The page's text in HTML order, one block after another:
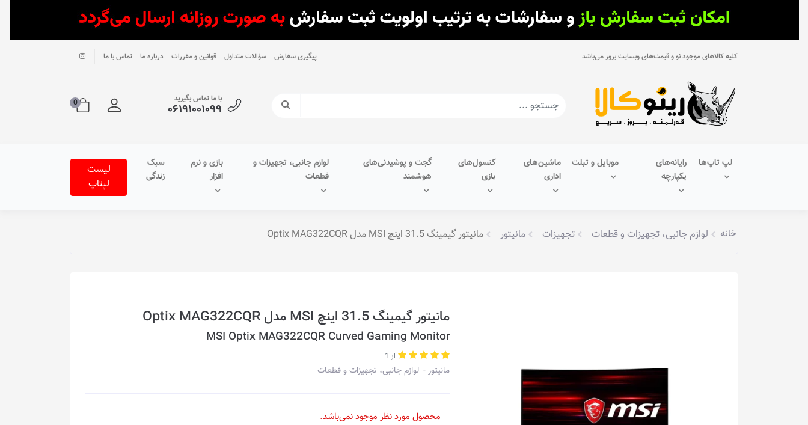
کلیه کالاهای موجود نو و قیمت‌های وبسایت بروز می‌باشد پیگیری سفارش سؤالات متداول قوانین و مقررات درباره ما تماس با ما
با ما تماس بگیرید
۰۶۱۹۱۰۰۱۰۹۹ 0
لپ تاپ‌ها
رایانه‌های
یکپارچه
موبایل و تبلت
ماشین‌های
اداری
کنسول‌های
بازی
گجت و پوشیدنی‌های
هوشمند
لوازم جانبی، تجهیزات و
قطعات
بازی و نرم
افزار
سبک
زندگی
لیست
لپتاپ
خانه لوازم جانبی، تجهیزات و قطعات تجهیزات مانیتور مانیتور گیمینگ 31.5 اینچ MSI مدل Optix MAG322CQR
مانیتور گیمینگ 31.5 اینچ MSI مدل Optix MAG322CQR
MSI Optix MAG322CQR Curved Gaming Monitor
از 1
مانیتور لوازم جانبی، تجهیزات و قطعات
محصول مورد نظر موجود نمی‌باشد.